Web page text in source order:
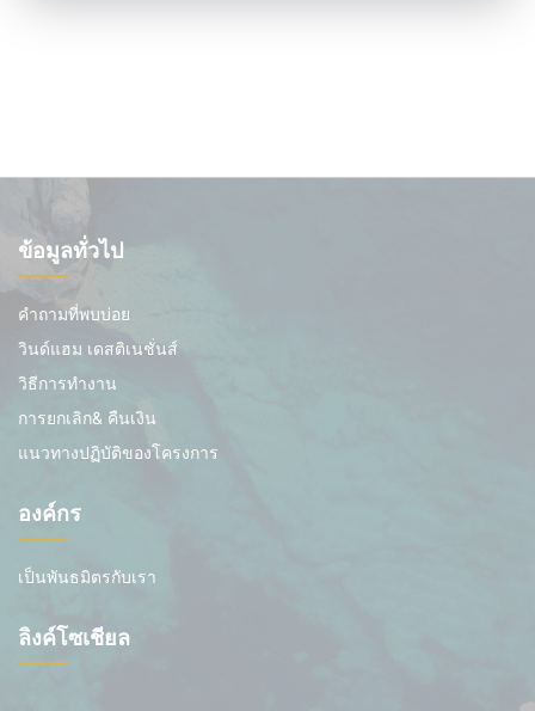
ข้อมูลทั่วไป
คำถามที่พบบ่อย
วินด์แฮม เดสติเนชั่นส์
วิธีการทำงาน
การยกเลิก& คืนเงิน
แนวทางปฏิบัติของโครงการ
องค์กร
เป็นพันธมิตรกับเรา
ลิงค์โซเชียล